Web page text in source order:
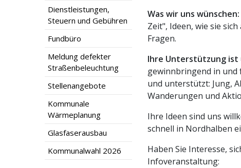
Dienstleistungen,
Steuern und Gebühren
Fundbüro
Meldung defekter
Straßenbeleuchtung
Stellenangebote
Kommunale
Wärmeplanung
Glasfaserausbau
Kommunalwahl 2026
Was wir uns wünschen:
Zeit", Ideen, wie sie
Fragen.
Ihre Unterstützung ist
gewinnbringend in
und unterstützt: Jung,
Wanderungen und
Ihre Ideen sind uns
schnell in Nordhalben
Haben Sie Interesse,
Infoveranstaltung: